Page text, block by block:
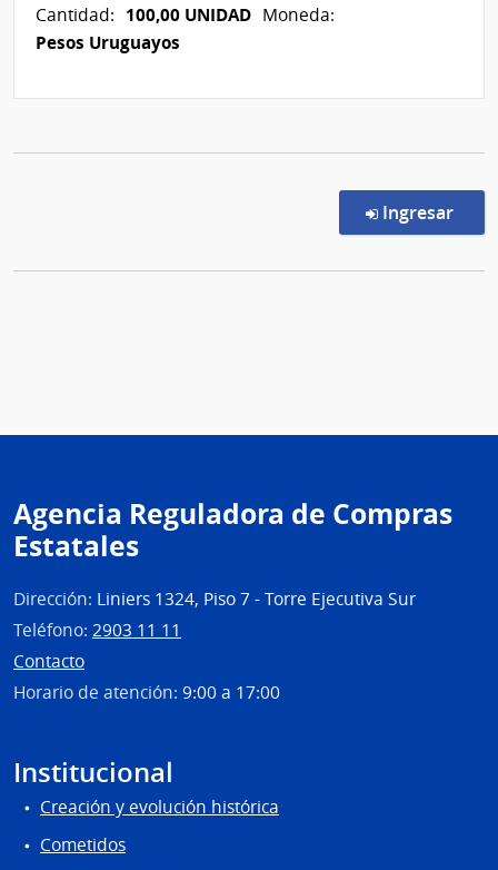
Cantidad: 100,00 UNIDAD Moneda:
Pesos Uruguayos
Ingresar
Agencia Reguladora de Compras
Estatales
Dirección: Liniers 1324, Piso 7 - Torre Ejecutiva Sur
Teléfono: 2903 11 11
Contacto
Horario de atención: 9:00 a 17:00
Institucional
Creación y evolución histórica
Cometidos